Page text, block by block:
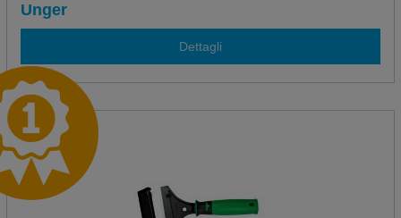
Unger
Dettagli